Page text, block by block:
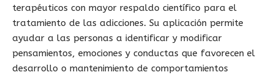
terapéuticos con mayor respaldo científico para el
tratamiento de las adicciones. Su aplicación permite
ayudar a las personas a identificar y modificar
pensamientos, emociones y conductas que favorecen el
desarrollo o mantenimiento de comportamientos